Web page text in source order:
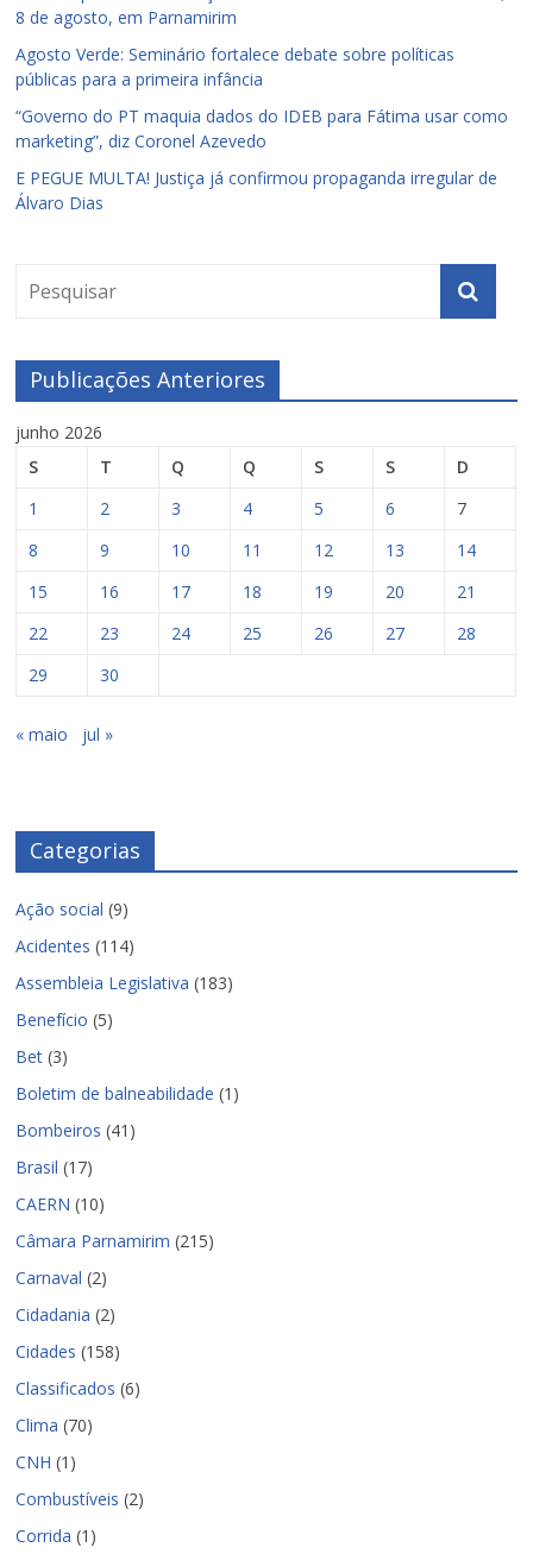
8 de agosto, em Parnamirim
Agosto Verde: Seminário fortalece debate sobre políticas
públicas para a primeira infância
“Governo do PT maquia dados do IDEB para Fátima usar como
marketing”, diz Coronel Azevedo
E PEGUE MULTA! Justiça já confirmou propaganda irregular de
Álvaro Dias
Publicações Anteriores
junho 2026
S
T Q Q S S
D
1
2 3 4 5 6
7
8
9 10 11 12 13
14
15
16 17 18 19 20
21
22
23 24 25 26 27
28
29
30
« maio jul »
Categorias
Ação social (9)
Acidentes (114)
Assembleia Legislativa (183)
Benefício (5)
Bet (3)
Boletim de balneabilidade (1)
Bombeiros (41)
Brasil (17)
CAERN (10)
Câmara Parnamirim (215)
Carnaval (2)
Cidadania (2)
Cidades (158)
Classificados (6)
Clima (70)
CNH (1)
Combustíveis (2)
Corrida (1)